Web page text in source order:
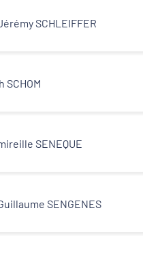
SCHLEIFFER
SCHOM
SENEQUE
SENGENES